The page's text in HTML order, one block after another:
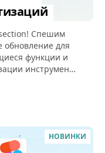
Спешим
обновление для
функции и
инструмента
НОВИНКИ